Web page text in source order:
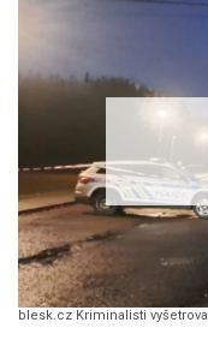
blesk.cz Kriminalisti